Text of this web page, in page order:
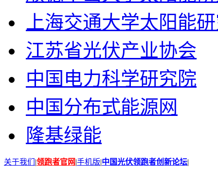
上海交通大学太阳能
江苏省光伏产业协会
中国电力科学研究院
中国分布式能源网
隆基绿能
关于我们 |领跑者官网|手机版|中国光伏领跑者创新论坛|